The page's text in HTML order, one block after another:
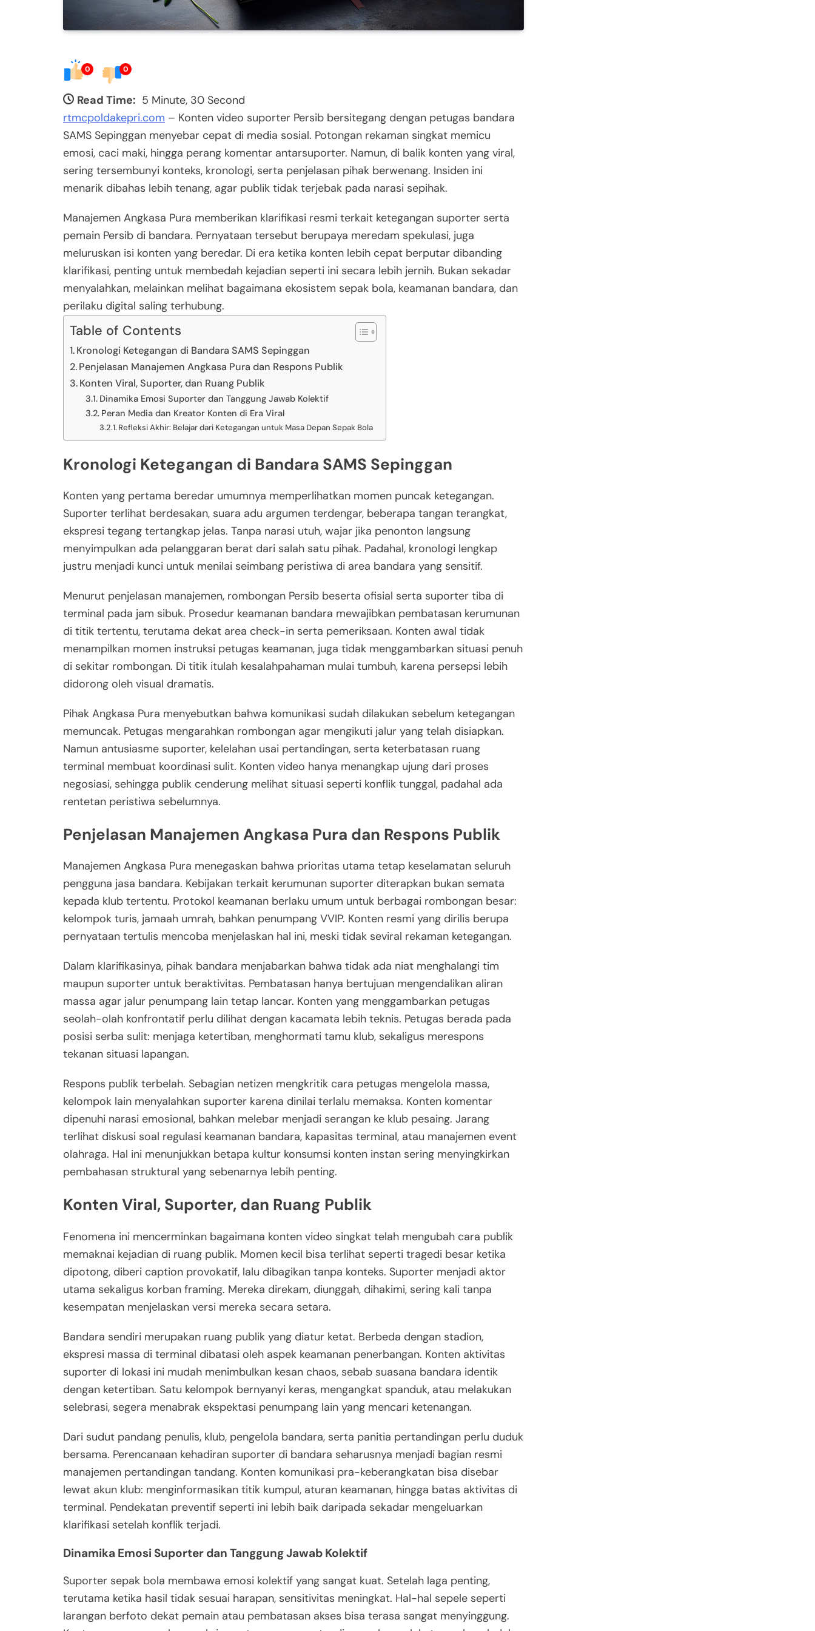
0 0
Read Time: 5 Minute, 30 Second
rtmcpoldakepri.com – Konten video suporter Persib bersitegang dengan petugas bandara
SAMS Sepinggan menyebar cepat di media sosial. Potongan rekaman singkat memicu
emosi, caci maki, hingga perang komentar antarsuporter. Namun, di balik konten yang viral,
sering tersembunyi konteks, kronologi, serta penjelasan pihak berwenang. Insiden ini
menarik dibahas lebih tenang, agar publik tidak terjebak pada narasi sepihak.
Manajemen Angkasa Pura memberikan klarifikasi resmi terkait ketegangan suporter serta
pemain Persib di bandara. Pernyataan tersebut berupaya meredam spekulasi, juga
meluruskan isi konten yang beredar. Di era ketika konten lebih cepat berputar dibanding
klarifikasi, penting untuk membedah kejadian seperti ini secara lebih jernih. Bukan sekadar
menyalahkan, melainkan melihat bagaimana ekosistem sepak bola, keamanan bandara, dan
perilaku digital saling terhubung.
Table of Contents
Kronologi Ketegangan di Bandara SAMS Sepinggan
Penjelasan Manajemen Angkasa Pura dan Respons Publik
Konten Viral, Suporter, dan Ruang Publik
Dinamika Emosi Suporter dan Tanggung Jawab Kolektif
Peran Media dan Kreator Konten di Era Viral
Refleksi Akhir: Belajar dari Ketegangan untuk Masa Depan Sepak Bola
Kronologi Ketegangan di Bandara SAMS Sepinggan
Konten yang pertama beredar umumnya memperlihatkan momen puncak ketegangan.
Suporter terlihat berdesakan, suara adu argumen terdengar, beberapa tangan terangkat,
ekspresi tegang tertangkap jelas. Tanpa narasi utuh, wajar jika penonton langsung
menyimpulkan ada pelanggaran berat dari salah satu pihak. Padahal, kronologi lengkap
justru menjadi kunci untuk menilai seimbang peristiwa di area bandara yang sensitif.
Menurut penjelasan manajemen, rombongan Persib beserta ofisial serta suporter tiba di
terminal pada jam sibuk. Prosedur keamanan bandara mewajibkan pembatasan kerumunan
di titik tertentu, terutama dekat area check-in serta pemeriksaan. Konten awal tidak
menampilkan momen instruksi petugas keamanan, juga tidak menggambarkan situasi penuh
di sekitar rombongan. Di titik itulah kesalahpahaman mulai tumbuh, karena persepsi lebih
didorong oleh visual dramatis.
Pihak Angkasa Pura menyebutkan bahwa komunikasi sudah dilakukan sebelum ketegangan
memuncak. Petugas mengarahkan rombongan agar mengikuti jalur yang telah disiapkan.
Namun antusiasme suporter, kelelahan usai pertandingan, serta keterbatasan ruang
terminal membuat koordinasi sulit. Konten video hanya menangkap ujung dari proses
negosiasi, sehingga publik cenderung melihat situasi seperti konflik tunggal, padahal ada
rentetan peristiwa sebelumnya.
Penjelasan Manajemen Angkasa Pura dan Respons Publik
Manajemen Angkasa Pura menegaskan bahwa prioritas utama tetap keselamatan seluruh
pengguna jasa bandara. Kebijakan terkait kerumunan suporter diterapkan bukan semata
kepada klub tertentu. Protokol keamanan berlaku umum untuk berbagai rombongan besar:
kelompok turis, jamaah umrah, bahkan penumpang VVIP. Konten resmi yang dirilis berupa
pernyataan tertulis mencoba menjelaskan hal ini, meski tidak seviral rekaman ketegangan.
Dalam klarifikasinya, pihak bandara menjabarkan bahwa tidak ada niat menghalangi tim
maupun suporter untuk beraktivitas. Pembatasan hanya bertujuan mengendalikan aliran
massa agar jalur penumpang lain tetap lancar. Konten yang menggambarkan petugas
seolah-olah konfrontatif perlu dilihat dengan kacamata lebih teknis. Petugas berada pada
posisi serba sulit: menjaga ketertiban, menghormati tamu klub, sekaligus merespons
tekanan situasi lapangan.
Respons publik terbelah. Sebagian netizen mengkritik cara petugas mengelola massa,
kelompok lain menyalahkan suporter karena dinilai terlalu memaksa. Konten komentar
dipenuhi narasi emosional, bahkan melebar menjadi serangan ke klub pesaing. Jarang
terlihat diskusi soal regulasi keamanan bandara, kapasitas terminal, atau manajemen event
olahraga. Hal ini menunjukkan betapa kultur konsumsi konten instan sering menyingkirkan
pembahasan struktural yang sebenarnya lebih penting.
Konten Viral, Suporter, dan Ruang Publik
Fenomena ini mencerminkan bagaimana konten video singkat telah mengubah cara publik
memaknai kejadian di ruang publik. Momen kecil bisa terlihat seperti tragedi besar ketika
dipotong, diberi caption provokatif, lalu dibagikan tanpa konteks. Suporter menjadi aktor
utama sekaligus korban framing. Mereka direkam, diunggah, dihakimi, sering kali tanpa
kesempatan menjelaskan versi mereka secara setara.
Bandara sendiri merupakan ruang publik yang diatur ketat. Berbeda dengan stadion,
ekspresi massa di terminal dibatasi oleh aspek keamanan penerbangan. Konten aktivitas
suporter di lokasi ini mudah menimbulkan kesan chaos, sebab suasana bandara identik
dengan ketertiban. Satu kelompok bernyanyi keras, mengangkat spanduk, atau melakukan
selebrasi, segera menabrak ekspektasi penumpang lain yang mencari ketenangan.
Dari sudut pandang penulis, klub, pengelola bandara, serta panitia pertandingan perlu duduk
bersama. Perencanaan kehadiran suporter di bandara seharusnya menjadi bagian resmi
manajemen pertandingan tandang. Konten komunikasi pra-keberangkatan bisa disebar
lewat akun klub: menginformasikan titik kumpul, aturan keamanan, hingga batas aktivitas di
terminal. Pendekatan preventif seperti ini lebih baik daripada sekadar mengeluarkan
klarifikasi setelah konflik terjadi.
Dinamika Emosi Suporter dan Tanggung Jawab Kolektif
Suporter sepak bola membawa emosi kolektif yang sangat kuat. Setelah laga penting,
terutama ketika hasil tidak sesuai harapan, sensitivitas meningkat. Hal-hal sepele seperti
larangan berfoto dekat pemain atau pembatasan akses bisa terasa sangat menyinggung.